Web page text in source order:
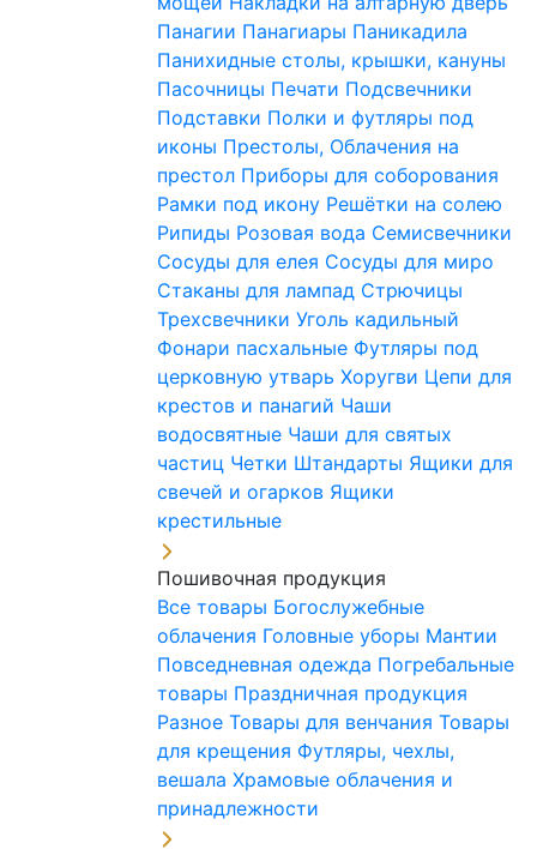
Панагии Панагиары Паникадила
Панихидные столы, крышки, кануны
Пасочницы Печати Подсвечники
Подставки Полки и футляры под
иконы Престолы, Облачения на
престол Приборы для соборования
Рамки под икону Решётки на солею
Рипиды Розовая вода Семисвечники
Сосуды для елея Сосуды для миро
Стаканы для лампад Стрючицы
Трехсвечники Уголь кадильный
Фонари пасхальные Футляры под
церковную утварь Хоругви Цепи для
крестов и панагий Чаши
водосвятные Чаши для святых
частиц Четки Штандарты Ящики для
свечей и огарков Ящики
крестильные
Пошивочная продукция
Все товары Богослужебные
облачения Головные уборы Мантии
Повседневная одежда Погребальные
товары Праздничная продукция
Разное Товары для венчания Товары
для крещения Футляры, чехлы,
вешала Храмовые облачения и
принадлежности